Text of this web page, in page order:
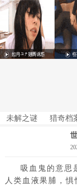
未解之谜 猎奇档
吸血鬼的意思
人类血液果脯，